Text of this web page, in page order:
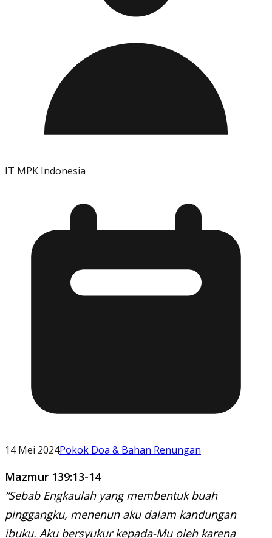
IT MPK Indonesia
14 Mei 2024Pokok Doa & Bahan Renungan
Mazmur 139:13-14
“Sebab Engkaulah yang membentuk buah
pinggangku, menenun aku dalam kandungan
ibuku. Aku bersyukur kepada-Mu oleh karena